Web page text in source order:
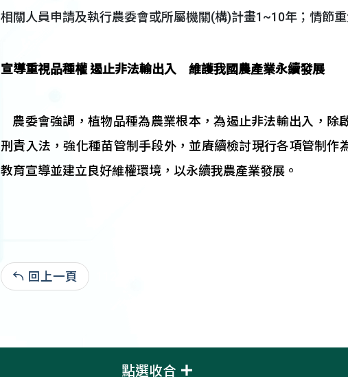
相關人員申請及執行農委會或所屬機關(構)計畫1~10年；情節
宣導重視品種權 遏止非法輸出入 維護我國農產業永續發展
農委會強調，植物品種為農業根本，為遏止非法輸出入，除
刑責入法，強化種苗管制手段外，並賡續檢討現行各項管制作
教育宣導並建立良好維權環境，以永續我農產業發展。
回上一頁
點選收合